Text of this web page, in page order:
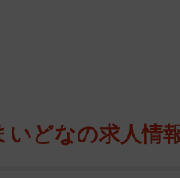
ん、おもちゃのベビーカ
いどなの求人情